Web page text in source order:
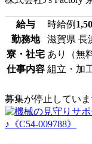
給与 時給例
勤務地
滋賀県 長
寮・社宅 あり（無
仕事内容 組立・加
募集が停止していま